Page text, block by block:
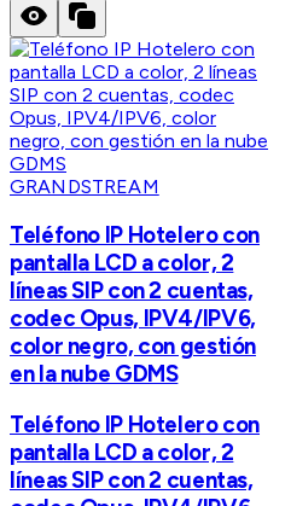
GRANDSTREAM
Teléfono IP Hotelero con
pantalla LCD a color, 2
líneas SIP con 2 cuentas,
codec Opus, IPV4/IPV6,
color negro, con gestión
en la nube GDMS
Teléfono IP Hotelero con
pantalla LCD a color, 2
líneas SIP con 2 cuentas,